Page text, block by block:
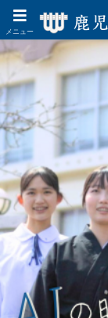
メニュー